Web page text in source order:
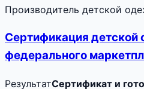
Производитель детской
Сертификация
федерального
РезультатСертификат и